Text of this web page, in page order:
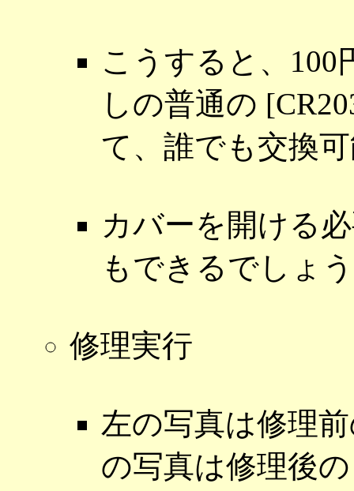
こうすると、
しの普通の
て、誰でも交換
カバーを開ける
もできるでしょ
修理実行
左の写真は修理
の写真は修理後